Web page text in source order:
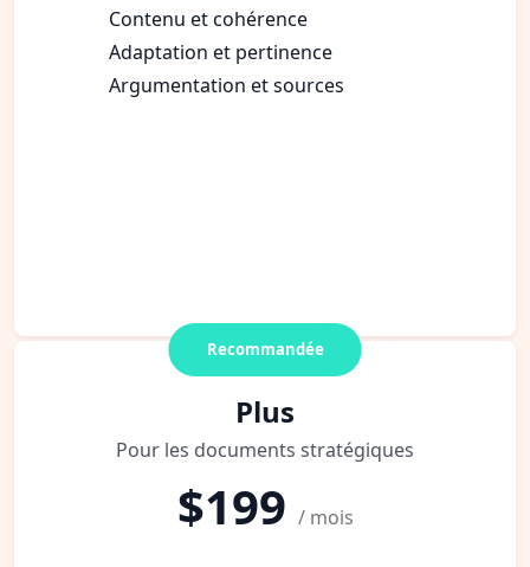
Contenu et cohérence
Adaptation et pertinence
Argumentation et sources
Recommandée
Plus
Pour les documents stratégiques
$199 / mois